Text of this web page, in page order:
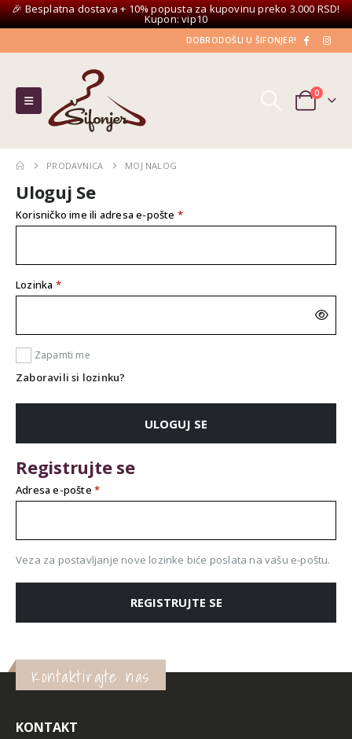
🎉 Besplatna dostava + 10% popusta za kupovinu preko 3.000 RSD!
Kupon: vip10
DOBRODOŠLI U ŠIFONJER!
0
PRODAVNICA MOJ NALOG
Uloguj Se
Korisničko ime ili adresa e-pošte *Obavezno
Lozinka *Obavezno
Alternative:
Zapamti me
Zaboravili si lozinku?
ULOGUJ SE
Registrujte se
Adresa e-pošte *Obavezno
Veza za postavljanje nove lozinke biće poslata na vašu e-poštu.
REGISTRUJTE SE
Kontaktirajte nas
KONTAKT